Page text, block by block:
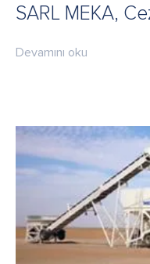
SARL MEKA,
Devamını oku